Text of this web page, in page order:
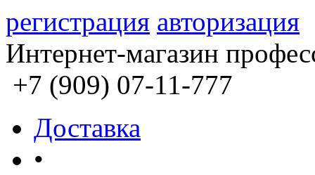
регистрация авторизация
Интернет-магазин
+7 (909) 07-11-777
Доставка
•